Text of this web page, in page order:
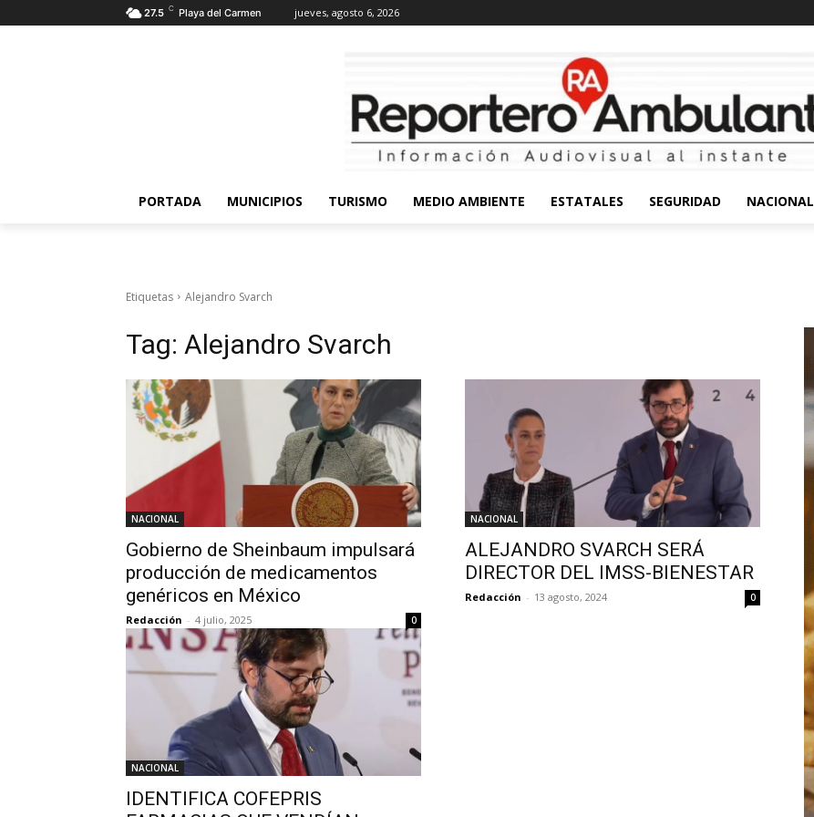
27.5 C Playa del Carmen jueves, agosto 6, 2026
PORTADA MUNICIPIOS TURISMO MEDIO AMBIENTE ESTATALES SEGURIDAD NACIONAL
Etiquetas Alejandro Svarch
Tag: Alejandro Svarch
NACIONAL
Gobierno de Sheinbaum impulsará
producción de medicamentos
genéricos en México
Redacción - 4 julio, 2025 0
NACIONAL
ALEJANDRO SVARCH SERÁ
DIRECTOR DEL IMSS-BIENESTAR
Redacción - 13 agosto, 2024 0
NACIONAL
IDENTIFICA COFEPRIS